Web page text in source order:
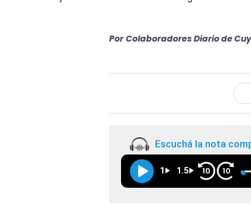
Por Colaboradores Diario de
Escuchá la nota
1 1.5 10 10